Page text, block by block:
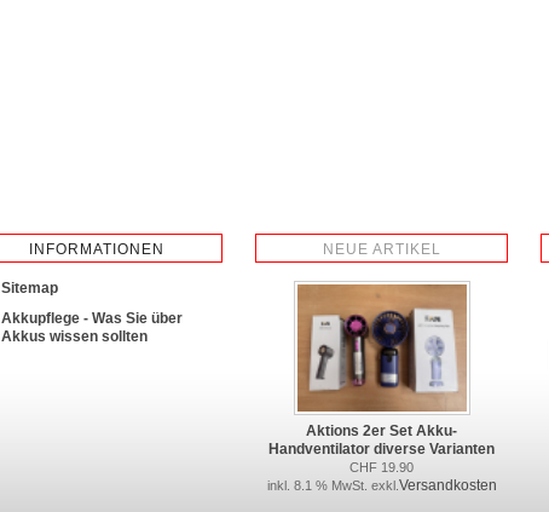
INFORMATIONEN
Sitemap
Akkupflege - Was Sie über
Akkus wissen sollten
NEUE ARTIKEL
Aktions 2er Set Akku-
Handventilator diverse Varianten
CHF 19.90
inkl. 8.1 % MwSt. exkl. Versandkosten